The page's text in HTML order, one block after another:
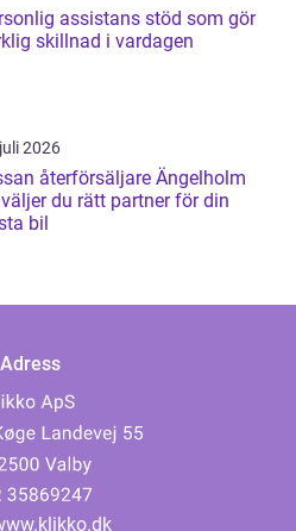
assistans stöd som gör
skillnad i vardagen
2026
återförsäljare Ängelholm
du rätt partner för din
bil
Adress